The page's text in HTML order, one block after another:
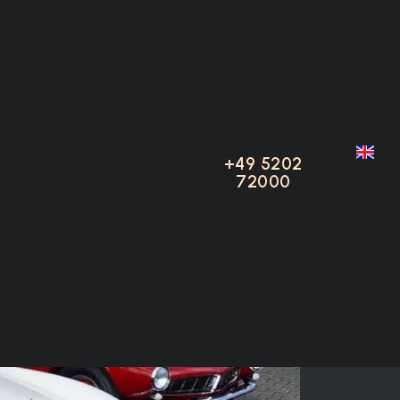
+49 5202
72000
+49 5202
72000